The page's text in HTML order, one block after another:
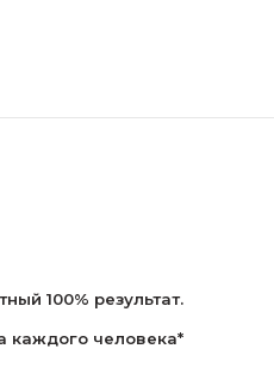
100% результат.
каждого человека*